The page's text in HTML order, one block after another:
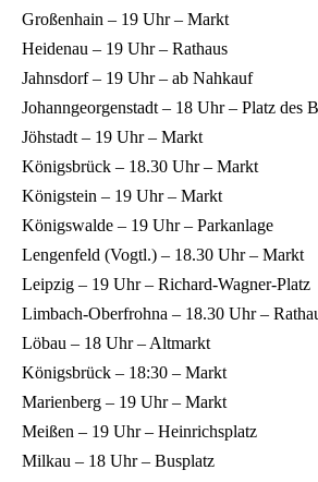
Großenhain – 19 Uhr – Markt
Heidenau – 19 Uhr – Rathaus
Jahnsdorf – 19 Uhr – ab Nahkauf
Johanngeorgenstadt – 18 Uhr – Platz des
Jöhstadt – 19 Uhr – Markt
Königsbrück – 18.30 Uhr – Markt
Königstein – 19 Uhr – Markt
Königswalde – 19 Uhr – Parkanlage
Lengenfeld (Vogtl.) – 18.30 Uhr – Markt
Leipzig – 19 Uhr – Richard-Wagner-Platz
Limbach-Oberfrohna – 18.30 Uhr –
Löbau – 18 Uhr – Altmarkt
Königsbrück – 18:30 – Markt
Marienberg – 19 Uhr – Markt
Meißen – 19 Uhr – Heinrichsplatz
Milkau – 18 Uhr – Busplatz